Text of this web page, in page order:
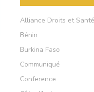
Alliance Droits et Santé
Bénin
Burkina Faso
Communiqué
Conference